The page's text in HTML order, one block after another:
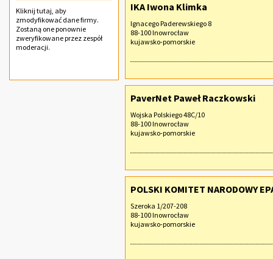
Kliknij tutaj, aby
zmodyfikować dane firmy.
Zostaną one ponownie
zweryfikowane przez zespół
moderacji.
IKA Iwona Klimka
Ignacego Paderewskiego 8
88-100 Inowrocław
kujawsko-pomorskie
PaverNet Paweł Raczkowski
Wojska Polskiego 48C/10
88-100 Inowrocław
kujawsko-pomorskie
POLSKI KOMITET NARODOWY
Szeroka 1/207-208
88-100 Inowrocław
kujawsko-pomorskie